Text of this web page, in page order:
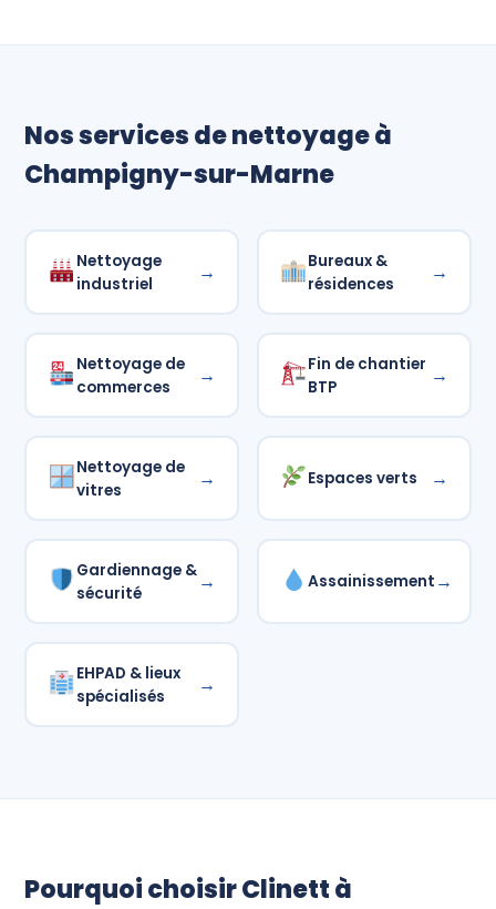
Nos services de nettoyage à
Champigny-sur-Marne
Nettoyage
industriel
→
Bureaux &
résidences
→
Nettoyage de
commerces
→
Fin de chantier
BTP
→
Nettoyage de
vitres
→ Espaces verts →
Gardiennage &
sécurité
→ Assainissement →
EHPAD & lieux
spécialisés
→
Pourquoi choisir Clinett à